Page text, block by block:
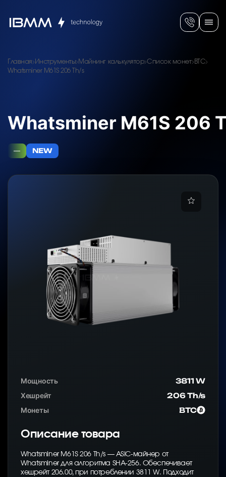
Главная Инструменты Майнинг калькулятор Список монет BTC
Whatsminer M61S 206 Th/s
Whatsminer M61S 206
— NEW
Мощность
3811 W
Хешрейт
206 Th/s
Монеты
BTC
Описание товара
Whatsminer M61S 206 Th/s — ASIC-майнер от
Whatsminer для алгоритма SHA-256. Обеспечивает
хешрейт 206.00, при потреблении 3811 W. Подходит